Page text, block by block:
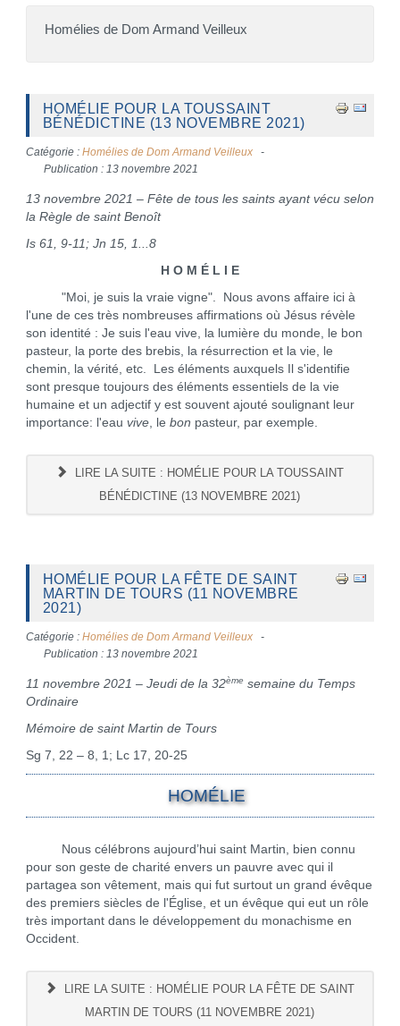
Homélies de Dom Armand Veilleux
HOMÉLIE POUR LA TOUSSAINT
BÉNÉDICTINE (13 NOVEMBRE 2021)
Catégorie : Homélies de Dom Armand Veilleux
Publication : 13 novembre 2021
13 novembre 2021 – Fête de tous les saints ayant vécu selon
la Règle de saint Benoît
Is 61, 9-11; Jn 15, 1...8
H O M É L I E
"Moi, je suis la vraie vigne". Nous avons affaire ici à
l'une de ces très nombreuses affirmations où Jésus révèle
son identité : Je suis l'eau vive, la lumière du monde, le bon
pasteur, la porte des brebis, la résurrection et la vie, le
chemin, la vérité, etc. Les éléments auxquels Il s'identifie
sont presque toujours des éléments essentiels de la vie
humaine et un adjectif y est souvent ajouté soulignant leur
importance: l'eau vive, le bon pasteur, par exemple.
LIRE LA SUITE : HOMÉLIE POUR LA TOUSSAINT
BÉNÉDICTINE (13 NOVEMBRE 2021)
HOMÉLIE POUR LA FÊTE DE SAINT
MARTIN DE TOURS (11 NOVEMBRE
2021)
Catégorie : Homélies de Dom Armand Veilleux
Publication : 13 novembre 2021
11 novembre 2021 – Jeudi de la 32ème semaine du Temps
Ordinaire
Mémoire de saint Martin de Tours
Sg 7, 22 – 8, 1; Lc 17, 20-25
HOMÉLIE
Nous célébrons aujourd’hui saint Martin, bien connu
pour son geste de charité envers un pauvre avec qui il
partagea son vêtement, mais qui fut surtout un grand évêque
des premiers siècles de l'Église, et un évêque qui eut un rôle
très important dans le développement du monachisme en
Occident.
LIRE LA SUITE : HOMÉLIE POUR LA FÊTE DE SAINT
MARTIN DE TOURS (11 NOVEMBRE 2021)